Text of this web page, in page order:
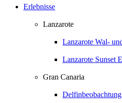
Erlebnisse
Lanzarote
Lanzarote Wal-
Lanzarote Sunset
Gran Canaria